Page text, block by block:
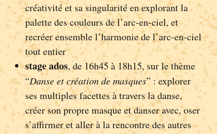
créativité et sa singularité en explorant la
palette des couleurs de l’arc-en-ciel, et
recréer ensemble l’harmonie de l’arc-en-ciel
tout entier
stage ados, de 16h45 à 18h15, sur le thème
“Danse et création de masques” : explorer
ses multiples facettes à travers la danse,
créer son propre masque et danser avec, oser
s’affirmer et aller à la rencontre des autres